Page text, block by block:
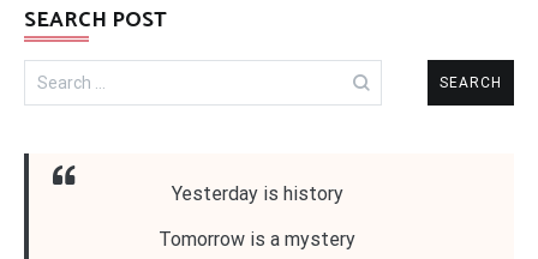
SEARCH POST
for:
Yesterday is history
Tomorrow is a mystery